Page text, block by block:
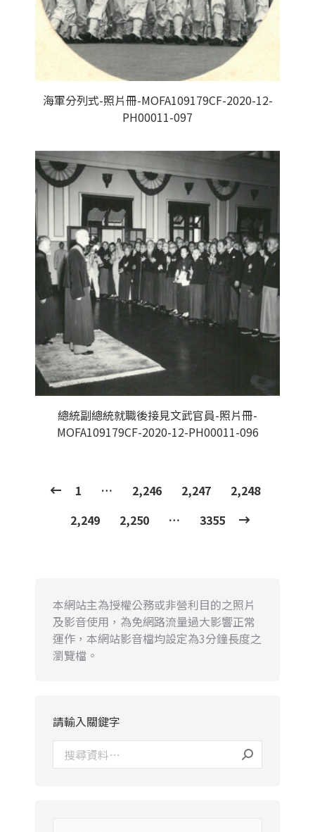
海軍分列式-照片冊-MOFA109179CF-2020-12-
PH00011-097
總統副總統就職後接見文武官員-照片冊-
MOFA109179CF-2020-12-PH00011-096
1 … 2,246 2,247
2,248
2,249
2,250 … 3355
本網站主為授權公務或非營利目的之照片
及影音使用，為免網路流量過大影響正常
運作，本網站影音檔均設定為3分鐘長度之
瀏覽檔。
請輸入關鍵字